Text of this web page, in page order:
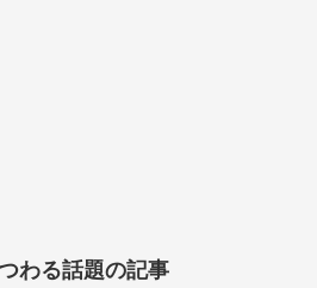
わる話題の記事